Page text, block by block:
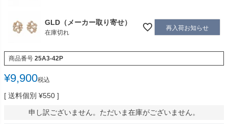
GLD（メーカー取り寄せ）
在庫切れ
再入荷お知らせ
商品番号 25A3-42P
¥9,900税込
送料個別 ¥550
申し訳ございません。ただいま在庫がございません。